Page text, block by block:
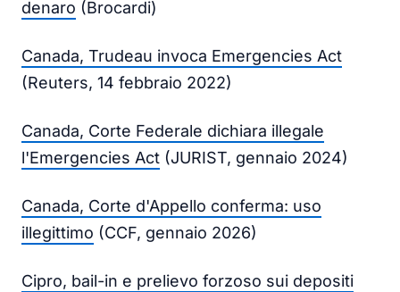
denaro (Brocardi)
Canada, Trudeau invoca Emergencies Act
(Reuters, 14 febbraio 2022)
Canada, Corte Federale dichiara illegale
l'Emergencies Act (JURIST, gennaio 2024)
Canada, Corte d'Appello conferma: uso
illegittimo (CCF, gennaio 2026)
Cipro, bail-in e prelievo forzoso sui depositi